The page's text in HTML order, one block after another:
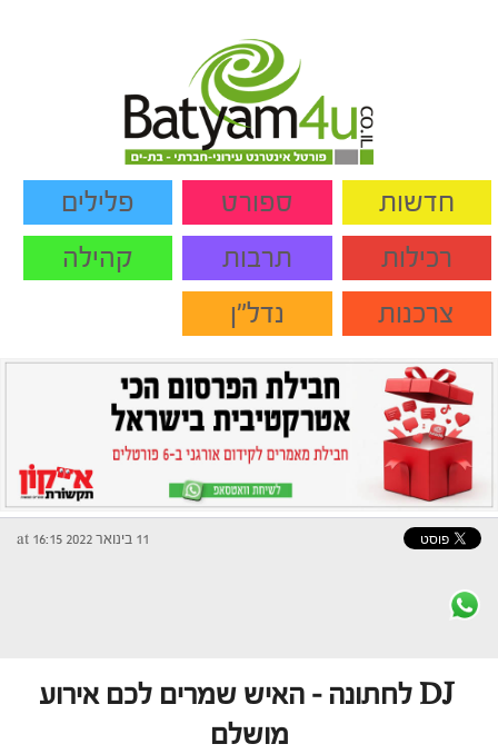
חדשות ספורט
פלילים
רכילות
תרבות
קהילה
צרכנות
נדל"ן
11 בינואר 2022 at 16:15
DJ לחתונה – האיש שמרים לכם אירוע
מושלם